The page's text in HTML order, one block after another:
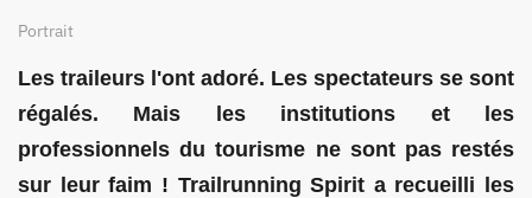
Portrait
Les traileurs l'ont adoré. Les spectateurs se sont
régalés. Mais les institutions et les
professionnels du tourisme ne sont pas restés
sur leur faim ! Trailrunning Spirit a recueilli les